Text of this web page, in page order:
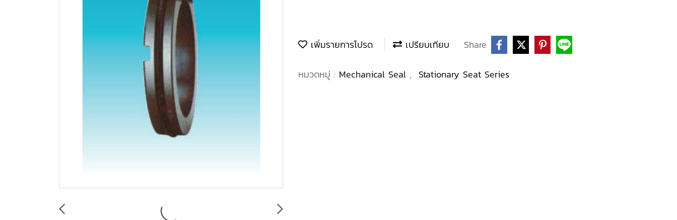
เพิ่มรายการโปรด เปรียบเทียบ Share
หมวดหมู่ : Mechanical Seal , Stationary Seat Series